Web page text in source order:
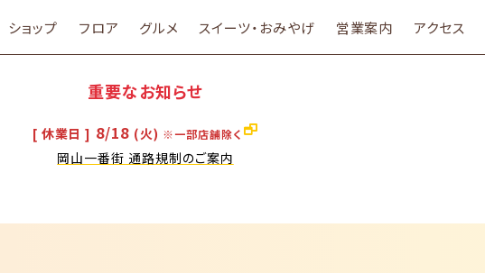
ショップ フロア グルメ スイーツ・おみやげ 営業案内 アクセス
重要なお知らせ
[ 休業日 ] 8/18 (火) ※一部店舗除く
岡山一番街 通路規制のご案内